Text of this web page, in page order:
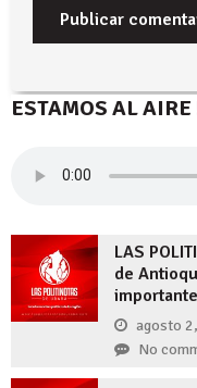
ESTAMOS AL AIRE
LAS
de
agosto
No